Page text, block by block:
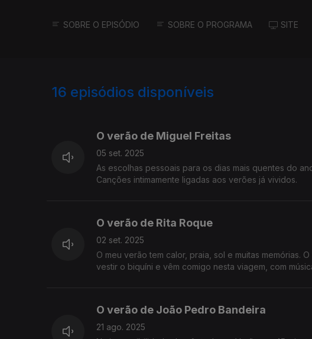
SOBRE O EPISÓDIO SOBRE O PROGRAMA SITE
16 episódios disponíveis
O verão de Miguel Freitas
05 set. 2025
As escolhas pessoais para os dias mais quentes do
Canções intimamente ligadas aos verões já vividos.
O verão de Rita Roque
02 set. 2025
O meu verão tem calor, praia, sol e muitas memórias.
vestir o biquíni e vêm comigo nesta viagem, com
O verão de João Pedro Bandeira
21 ago. 2025